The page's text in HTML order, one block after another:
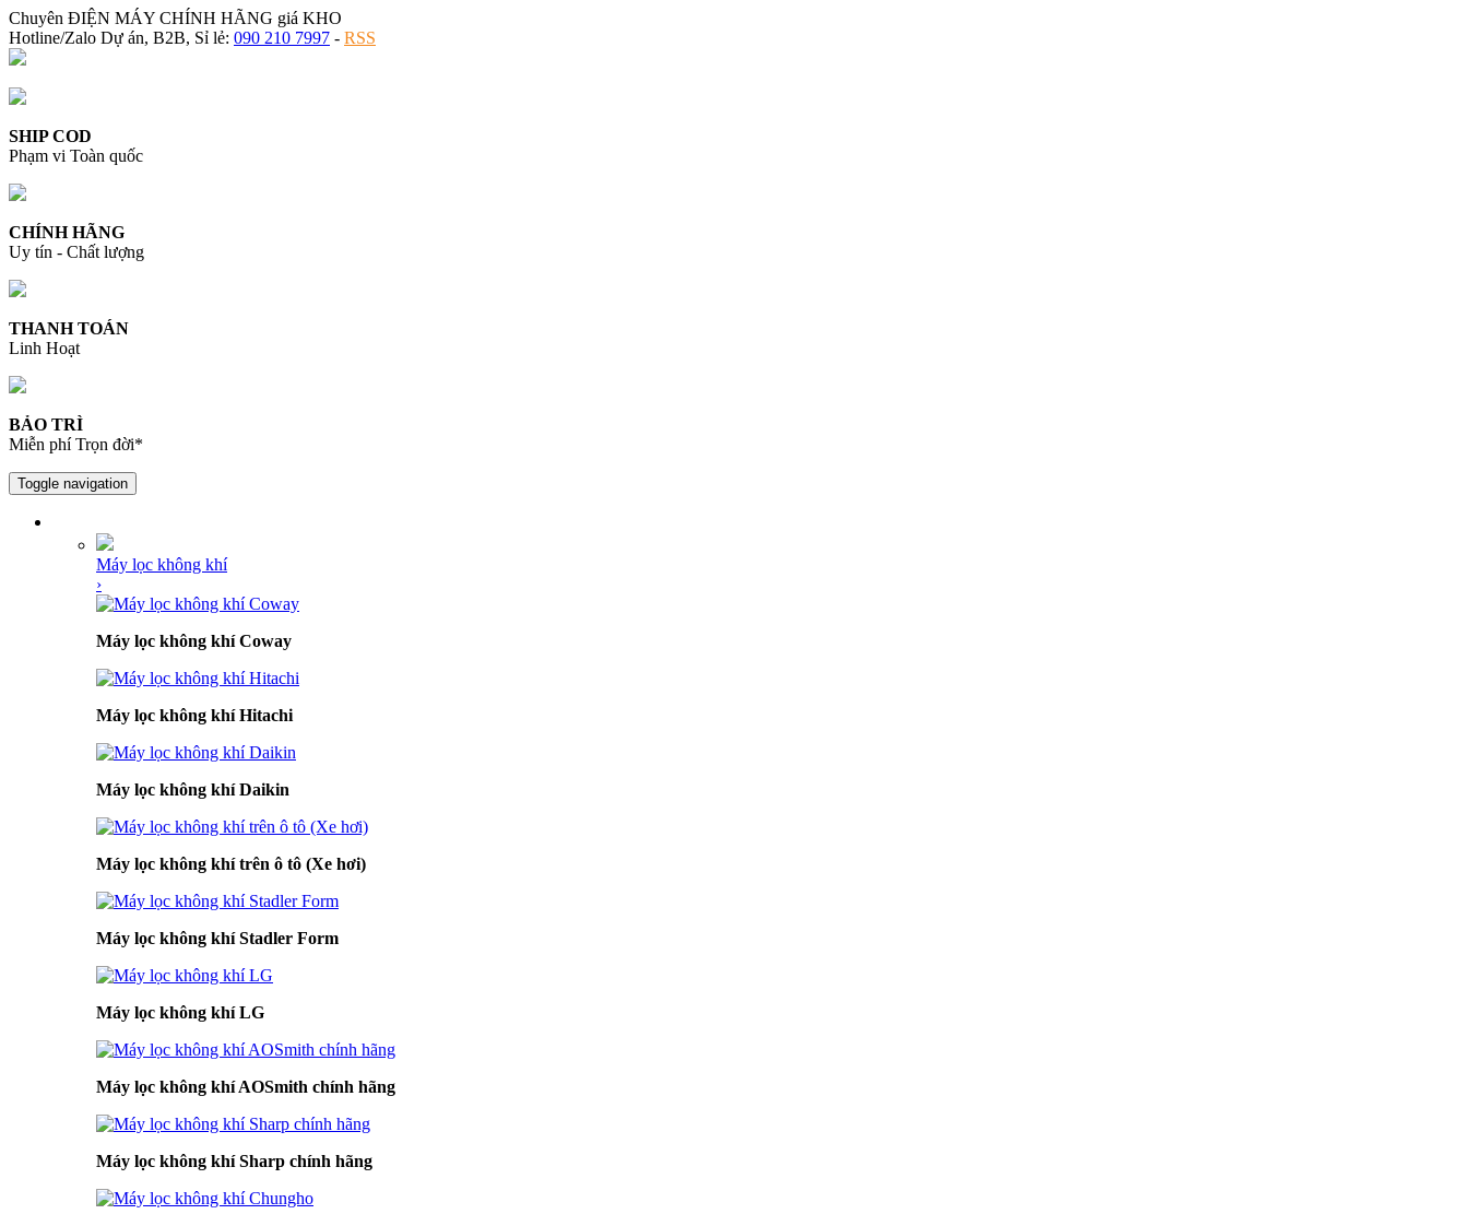
Chuyên ĐIỆN MÁY CHÍNH HÃNG giá KHO
Hotline/Zalo Dự án, B2B, Sỉ lẻ: 090 210 7997 - RSS
SHIP COD
Phạm vi Toàn quốc
CHÍNH HÃNG
Uy tín - Chất lượng
THANH TOÁN
Linh Hoạt
BẢO TRÌ
Miễn phí Trọn đời*
Toggle navigation
Máy lọc không khí
›
Máy lọc không khí Coway
Máy lọc không khí Hitachi
Máy lọc không khí Daikin
Máy lọc không khí trên ô tô (Xe hơi)
Máy lọc không khí Stadler Form
Máy lọc không khí LG
Máy lọc không khí AOSmith chính hãng
Máy lọc không khí Sharp chính hãng